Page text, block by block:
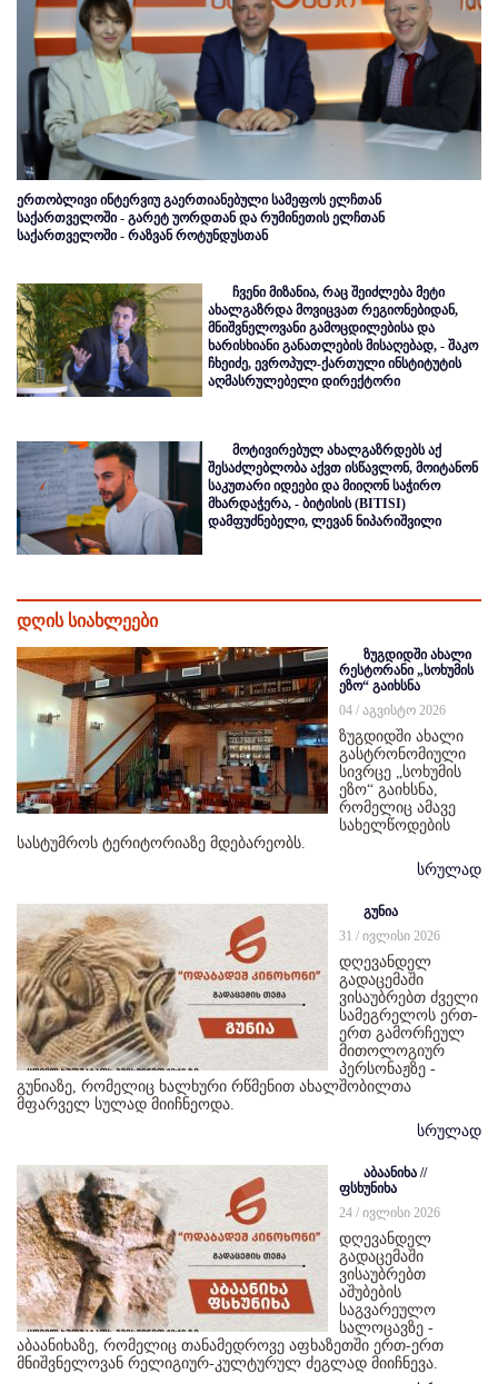
ერთობლივი ინტერვიუ გაერთიანებული სამეფოს ელჩთან
საქართველოში - გარეტ უორდთან და რუმინეთის ელჩთან
საქართველოში - რაზვან როტუნდუსთან
ჩვენი მიზანია, რაც შეიძლება მეტი
ახალგაზრდა მოვიცვათ რეგიონებიდან,
მნიშვნელოვანი გამოცდილებისა და
ხარისხიანი განათლების მისაღებად, - შაკო
ჩხეიძე, ევროპულ-ქართული ინსტიტუტის
აღმასრულებელი დირექტორი
მოტივირებულ ახალგაზრდებს აქ
შესაძლებლობა აქვთ ისწავლონ, მოიტანონ
საკუთარი იდეები და მიიღონ საჭირო
მხარდაჭერა, - ბიტისის (BITISI)
დამფუძნებელი, ლევან ნიპარიშვილი
დღის სიახლეები
ზუგდიდში ახალი
რესტორანი „სოხუმის
ეზო“ გაიხსნა
04 / აგვისტო 2026
ზუგდიდში ახალი
გასტრონომიული
სივრცე „სოხუმის
ეზო“ გაიხსნა,
რომელიც ამავე
სახელწოდების
სასტუმროს ტერიტორიაზე მდებარეობს.
სრულად
გუნია
31 / ივლისი 2026
დღევანდელ
გადაცემაში
ვისაუბრებთ ძველი
სამეგრელოს ერთ-
ერთ გამორჩეულ
მითოლოგიურ
პერსონაჟზე -
გუნიაზე, რომელიც ხალხური რწმენით ახალშობილთა
მფარველ სულად მიიჩნეოდა.
სრულად
აბაანიხა //
ფსხუნიხა
24 / ივლისი 2026
დღევანდელ
გადაცემაში
ვისაუბრებთ
აშუბების
საგვარეულო
სალოცავზე -
აბაანიხაზე, რომელიც თანამედროვე აფხაზეთში ერთ-ერთ
მნიშვნელოვან რელიგიურ-კულტურულ ძეგლად მიიჩნევა.